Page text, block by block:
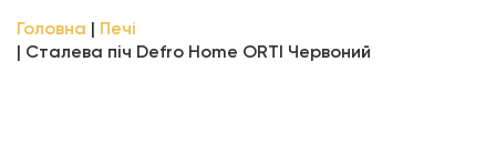
Головна
Печі
Сталева піч Defro Home ORTI Червоний